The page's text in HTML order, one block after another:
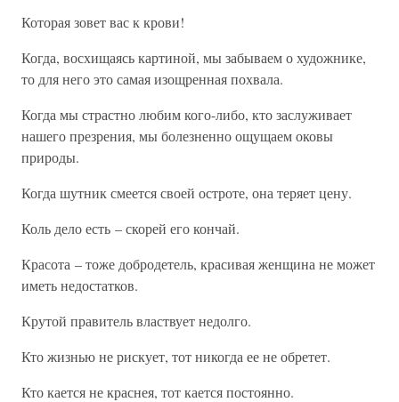
Которая зовет вас к крови!
Когда, восхищаясь картиной, мы забываем о художнике,
то для него это самая изощренная похвала.
Когда мы страстно любим кого-либо, кто заслуживает
нашего презрения, мы болезненно ощущаем оковы
природы.
Когда шутник смеется своей остроте, она теряет цену.
Коль дело есть – скорей его кончай.
Красота – тоже добродетель, красивая женщина не может
иметь недостатков.
Крутой правитель властвует недолго.
Кто жизнью не рискует, тот никогда ее не обретет.
Кто кается не краснея, тот кается постоянно.